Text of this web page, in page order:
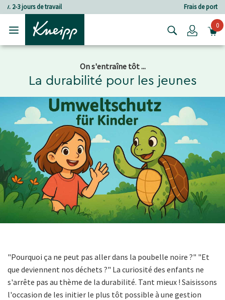
Passer au contenu principal
Passer au contenu du pied de page
Login0
On s'entraîne tôt ...
La durabilité pour les jeunes
"Pourquoi ça ne peut pas aller dans la poubelle noire ?" "Et
que deviennent nos déchets ?" La curiosité des enfants ne
s'arrête pas au thème de la durabilité. Tant mieux ! Saisissons
l'occasion de les initier le plus tôt possible à une gestion